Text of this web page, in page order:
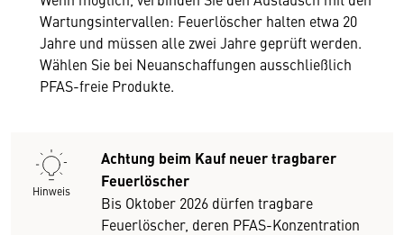
Wartungsintervallen: Feuerlöscher halten etwa 20
Jahre und müssen alle zwei Jahre geprüft werden.
Wählen Sie bei Neuanschaffungen ausschließlich
PFAS-freie Produkte.
Hinweis
Achtung beim Kauf neuer tragbarer
Feuerlöscher
Bis Oktober 2026 dürfen tragbare
Feuerlöscher, deren PFAS-Konzentration